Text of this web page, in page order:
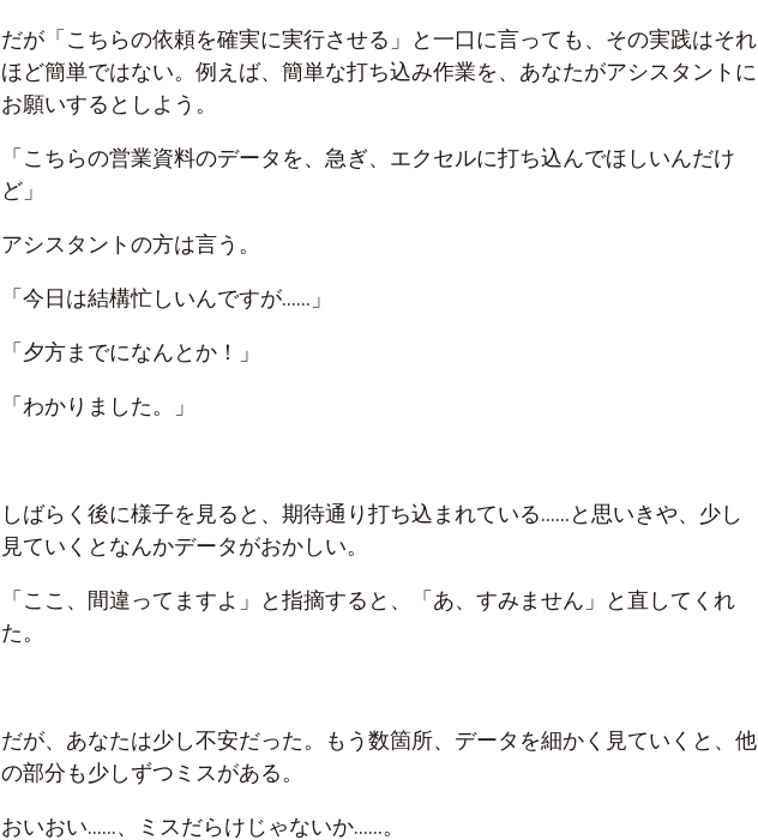
だが「こちらの依頼を確実に実行させる」と一口に言っても、その実践はそれ
ほど簡単ではない。例えば、簡単な打ち込み作業を、あなたがアシスタントに
お願いするとしよう。
「こちらの営業資料のデータを、急ぎ、エクセルに打ち込んでほしいんだけ
ど」
アシスタントの方は言う。
「今日は結構忙しいんですが……」
「夕方までになんとか！」
「わかりました。」
しばらく後に様子を見ると、期待通り打ち込まれている……と思いきや、少し
見ていくとなんかデータがおかしい。
「ここ、間違ってますよ」と指摘すると、「あ、すみません」と直してくれ
た。
だが、あなたは少し不安だった。もう数箇所、データを細かく見ていくと、他
の部分も少しずつミスがある。
おいおい……、ミスだらけじゃないか……。